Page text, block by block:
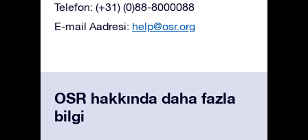
Telefon: (+31) (0)88-8000088
E-mail Aadresi: help@osr.org
OSR hakkında daha fazla
bilgi